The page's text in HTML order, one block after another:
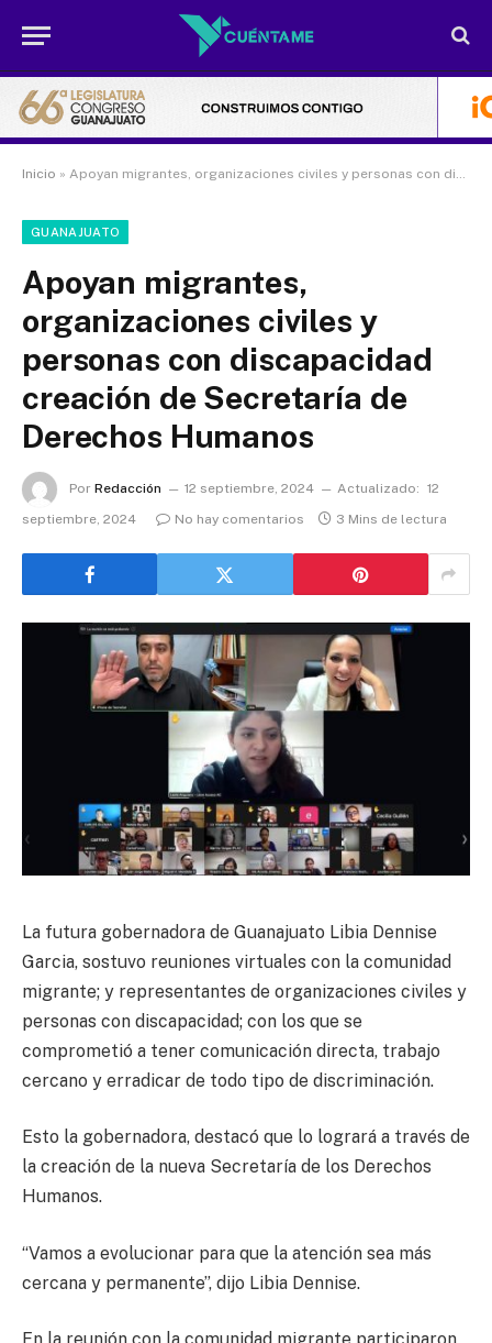
Inicio » Apoyan migrantes, organizaciones civiles y personas con discapacidad creación de Secretaría de Derechos Humanos
GUANAJUATO
Apoyan migrantes,
organizaciones civiles y
personas con discapacidad
creación de Secretaría de
Derechos Humanos
Por Redacción 12 septiembre, 2024 Actualizado: 12
septiembre, 2024
No hay comentarios 3 Mins de lectura
La futura gobernadora de Guanajuato Libia Dennise
Garcia, sostuvo reuniones virtuales con la comunidad
migrante; y representantes de organizaciones civiles y
personas con discapacidad; con los que se
comprometió a tener comunicación directa, trabajo
cercano y erradicar de todo tipo de discriminación.
Esto la gobernadora, destacó que lo logrará a través de
la creación de la nueva Secretaría de los Derechos
Humanos.
“Vamos a evolucionar para que la atención sea más
cercana y permanente”, dijo Libia Dennise.